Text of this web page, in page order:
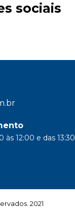
sociais
12:00 e das
2021